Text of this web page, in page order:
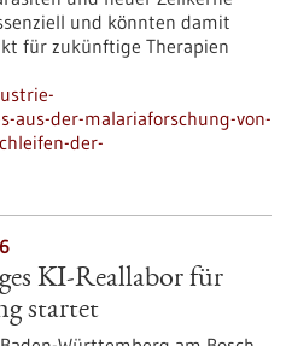
und könnten damit
für zukünftige Therapien
der-malariaforschung-von-
der-
KI-Reallabor für
startet